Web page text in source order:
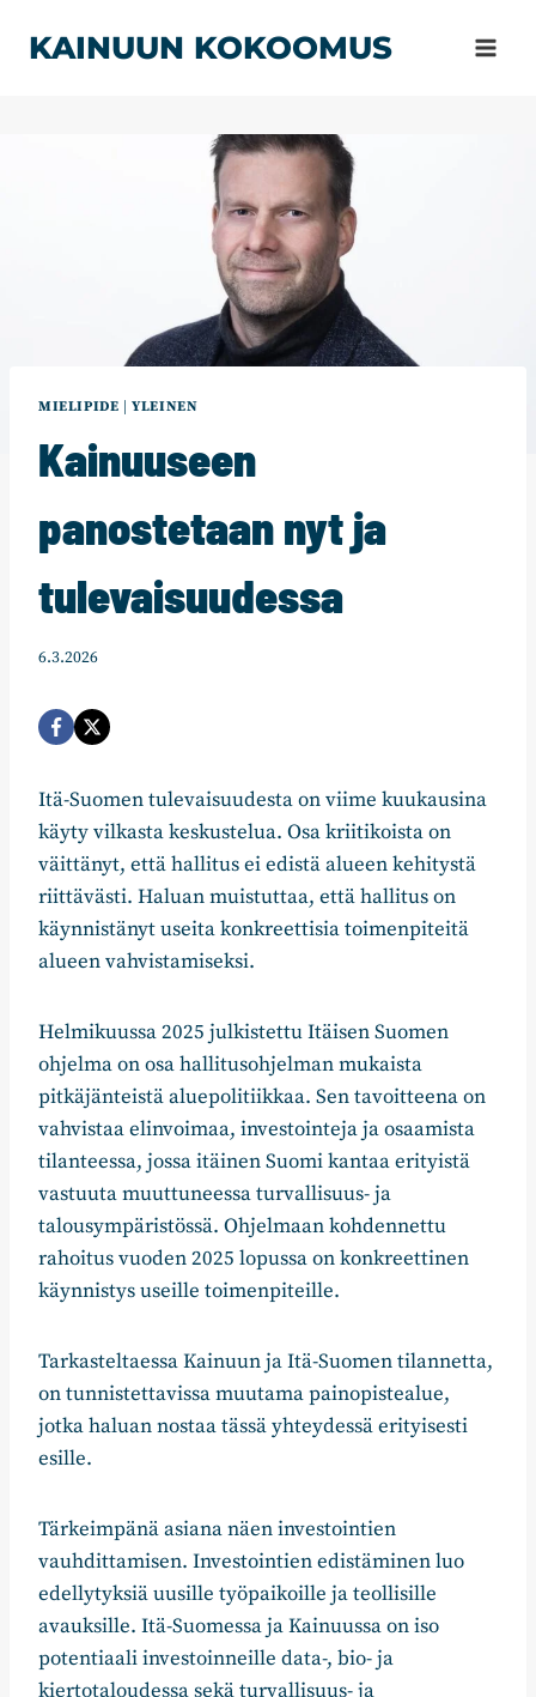
sisältöön
KAINUUN KOKOOMUS
MIELIPIDE |YLEINEN
Kainuuseen
panostetaan nyt ja
tulevaisuudessa
6.3.2026
Itä-Suomen tulevaisuudesta on viime kuukausina
käyty vilkasta keskustelua. Osa kriitikoista on
väittänyt, että hallitus ei edistä alueen kehitystä
riittävästi. Haluan muistuttaa, että hallitus on
käynnistänyt useita konkreettisia toimenpiteitä
alueen vahvistamiseksi.
Helmikuussa 2025 julkistettu Itäisen Suomen
ohjelma on osa hallitusohjelman mukaista
pitkäjänteistä aluepolitiikkaa. Sen tavoitteena on
vahvistaa elinvoimaa, investointeja ja osaamista
tilanteessa, jossa itäinen Suomi kantaa erityistä
vastuuta muuttuneessa turvallisuus- ja
talousympäristössä. Ohjelmaan kohdennettu
rahoitus vuoden 2025 lopussa on konkreettinen
käynnistys useille toimenpiteille.
Tarkasteltaessa Kainuun ja Itä-Suomen tilannetta,
on tunnistettavissa muutama painopistealue,
jotka haluan nostaa tässä yhteydessä erityisesti
esille.
Tärkeimpänä asiana näen investointien
vauhdittamisen. Investointien edistäminen luo
edellytyksiä uusille työpaikoille ja teollisille
avauksille. Itä-Suomessa ja Kainuussa on iso
potentiaali investoinneille data-, bio- ja
kiertotaloudessa sekä turvallisuus- ja